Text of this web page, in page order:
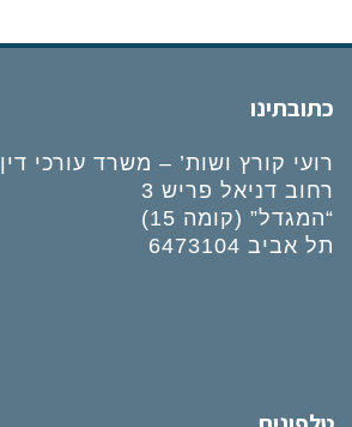
כתובתינו
רועי קורץ ושות’ – משרד עורכי דין
רחוב דניאל פריש 3
“המגדל” (קומה 15)
תל אביב 6473104